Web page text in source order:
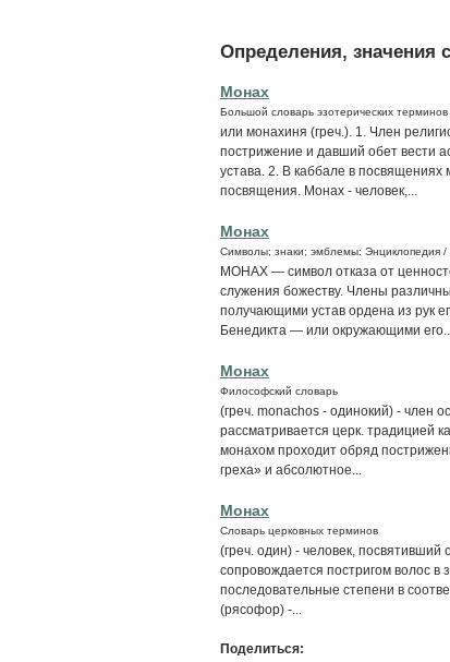
Определения, значения
Монах
Большой словарь эзотерических
или монахиня (греч.). 1. Член
пострижение и давший обет вести
устава. 2. В каббале в посвящениях
посвящения. Монах - человек,...
Монах
Символы; знаки; эмблемы: Энциклопедия
МОНАХ — символ отказа от
служения божеству. Члены
получающими устав ордена из рук
Бенедикта — или окружающими его...
Монах
Философский словарь
(греч. monachos - одинокий) - член
рассматривается церк. традицией
монахом проходит обряд
греха» и абсолютное...
Монах
Словарь церковных терминов
(греч. один) - человек,
сопровождается постригом волос в
последовательные степени в
(рясофор) -...
Поделиться: